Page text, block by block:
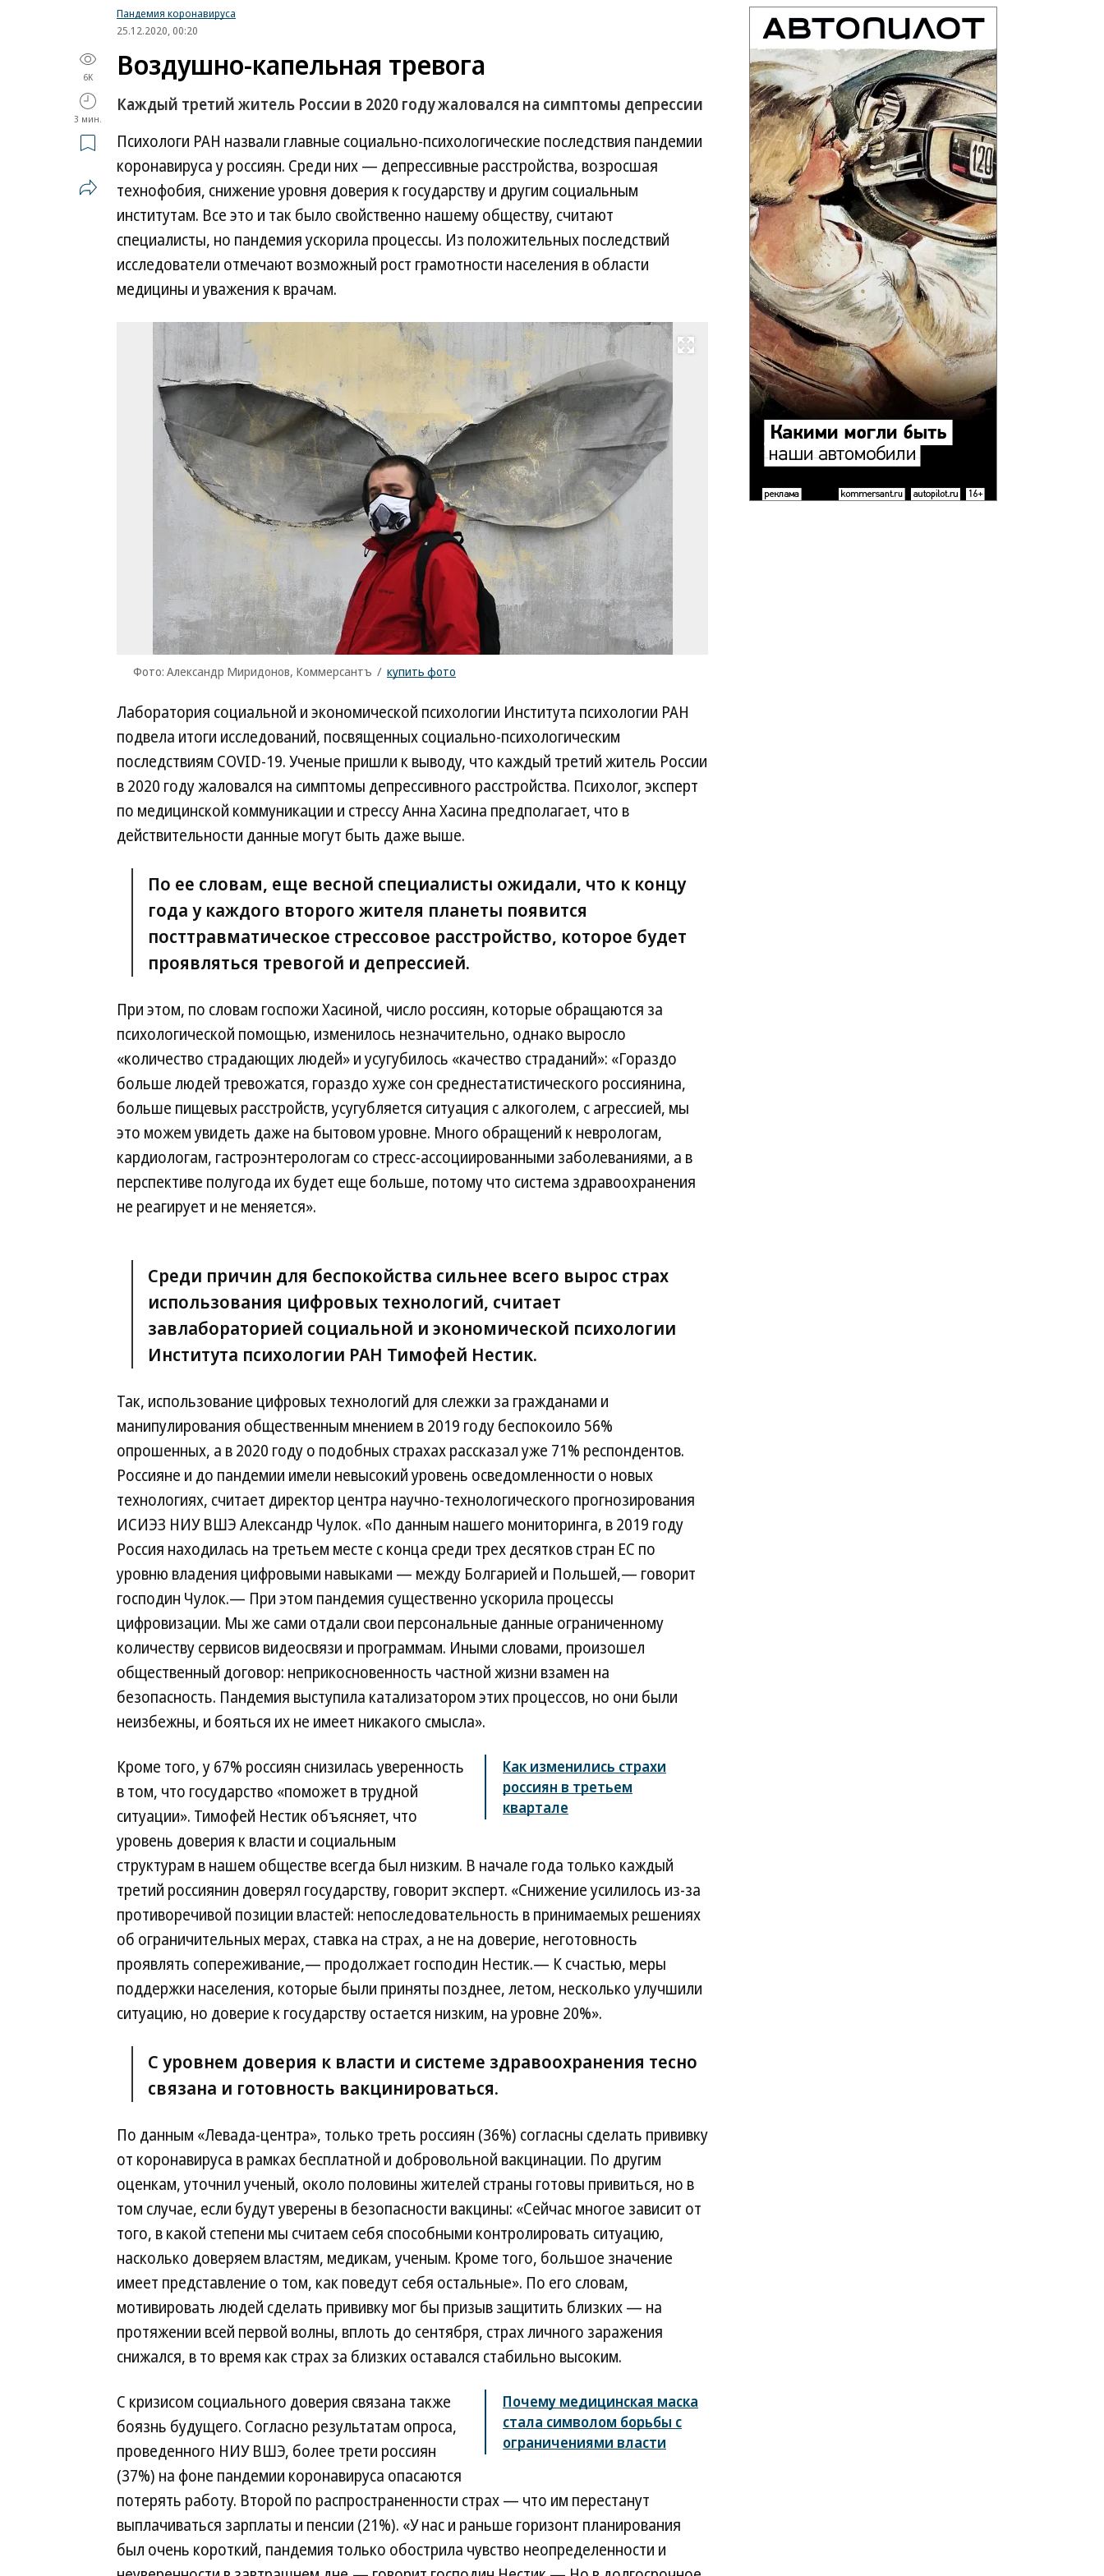
Пандемия коронавируса
25.12.2020, 00:20
6K
3 мин.
Воздушно-капельная тревога
Каждый третий житель России в 2020 году жаловался на симптомы депрессии
Психологи РАН назвали главные социально-психологические последствия пандемии
коронавируса у россиян. Среди них — депрессивные расстройства, возросшая
технофобия, снижение уровня доверия к государству и другим социальным
институтам. Все это и так было свойственно нашему обществу, считают
специалисты, но пандемия ускорила процессы. Из положительных последствий
исследователи отмечают возможный рост грамотности населения в области
медицины и уважения к врачам.
Развернуть на весь экран
Фото: Александр Миридонов, Коммерсантъ / купить фото
Фото:
Александр
Миридонов,
Коммерсантъ
Лаборатория социальной и экономической психологии Института психологии РАН
подвела итоги исследований, посвященных социально-психологическим
последствиям COVID-19. Ученые пришли к выводу, что каждый третий житель России
в 2020 году жаловался на симптомы депрессивного расстройства. Психолог, эксперт
по медицинской коммуникации и стрессу Анна Хасина предполагает, что в
действительности данные могут быть даже выше.
По ее словам, еще весной специалисты ожидали, что к концу
года у каждого второго жителя планеты появится
посттравматическое стрессовое расстройство, которое будет
проявляться тревогой и депрессией.
При этом, по словам госпожи Хасиной, число россиян, которые обращаются за
психологической помощью, изменилось незначительно, однако выросло
«количество страдающих людей» и усугубилось «качество страданий»: «Гораздо
больше людей тревожатся, гораздо хуже сон среднестатистического россиянина,
больше пищевых расстройств, усугубляется ситуация с алкоголем, с агрессией, мы
это можем увидеть даже на бытовом уровне. Много обращений к неврологам,
кардиологам, гастроэнтерологам со стресс-ассоциированными заболеваниями, а в
перспективе полугода их будет еще больше, потому что система здравоохранения
не реагирует и не меняется».
Среди причин для беспокойства сильнее всего вырос страх
использования цифровых технологий, считает
завлабораторией социальной и экономической психологии
Института психологии РАН Тимофей Нестик.
Так, использование цифровых технологий для слежки за гражданами и
манипулирования общественным мнением в 2019 году беспокоило 56%
опрошенных, а в 2020 году о подобных страхах рассказал уже 71% респондентов.
Россияне и до пандемии имели невысокий уровень осведомленности о новых
технологиях, считает директор центра научно-технологического прогнозирования
ИСИЭЗ НИУ ВШЭ Александр Чулок. «По данным нашего мониторинга, в 2019 году
Россия находилась на третьем месте с конца среди трех десятков стран ЕС по
уровню владения цифровыми навыками — между Болгарией и Польшей,— говорит
господин Чулок.— При этом пандемия существенно ускорила процессы
цифровизации. Мы же сами отдали свои персональные данные ограниченному
количеству сервисов видеосвязи и программам. Иными словами, произошел
общественный договор: неприкосновенность частной жизни взамен на
безопасность. Пандемия выступила катализатором этих процессов, но они были
неизбежны, и бояться их не имеет никакого смысла».
Как изменились страхи
россиян в третьем
квартале
Кроме того, у 67% россиян снизилась уверенность
в том, что государство «поможет в трудной
ситуации». Тимофей Нестик объясняет, что
уровень доверия к власти и социальным
структурам в нашем обществе всегда был низким. В начале года только каждый
третий россиянин доверял государству, говорит эксперт. «Снижение усилилось из-за
противоречивой позиции властей: непоследовательность в принимаемых решениях
об ограничительных мерах, ставка на страх, а не на доверие, неготовность
проявлять сопереживание,— продолжает господин Нестик.— К счастью, меры
поддержки населения, которые были приняты позднее, летом, несколько улучшили
ситуацию, но доверие к государству остается низким, на уровне 20%».
С уровнем доверия к власти и системе здравоохранения тесно
связана и готовность вакцинироваться.
По данным «Левада-центра», только треть россиян (36%) согласны сделать прививку
от коронавируса в рамках бесплатной и добровольной вакцинации. По другим
оценкам, уточнил ученый, около половины жителей страны готовы привиться, но в
том случае, если будут уверены в безопасности вакцины: «Сейчас многое зависит от
того, в какой степени мы считаем себя способными контролировать ситуацию,
насколько доверяем властям, медикам, ученым. Кроме того, большое значение
имеет представление о том, как поведут себя остальные». По его словам,
мотивировать людей сделать прививку мог бы призыв защитить близких — на
протяжении всей первой волны, вплоть до сентября, страх личного заражения
снижался, в то время как страх за близких оставался стабильно высоким.
Почему медицинская маска
стала символом борьбы с
ограничениями власти
С кризисом социального доверия связана также
боязнь будущего. Согласно результатам опроса,
проведенного НИУ ВШЭ, более трети россиян
(37%) на фоне пандемии коронавируса опасаются
потерять работу. Второй по распространенности страх — что им перестанут
выплачиваться зарплаты и пенсии (21%). «У нас и раньше горизонт планирования
был очень короткий, пандемия только обострила чувство неопределенности и